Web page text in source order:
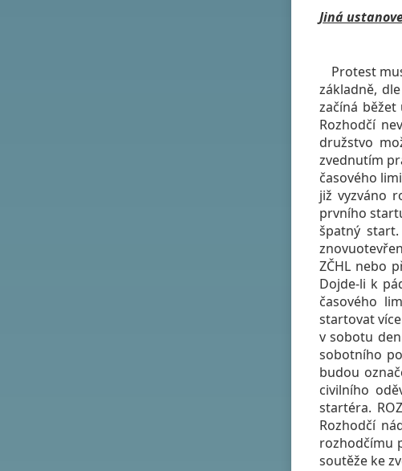
Jiná
Protest
základně,
začíná
Rozhodčí
družstvo
zvednutím
časového
již vyzváno
prvního
špatný
ZČHL nebo
Dojde-li k
časového
startovat
v sobotu
sobotního
budou
civilního
startéra.
Rozhodčí
rozhodčímu
soutěže ke